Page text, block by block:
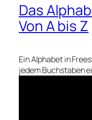
Das
Von A bis Z
Ein Alphabet in
jedem Buchstaben